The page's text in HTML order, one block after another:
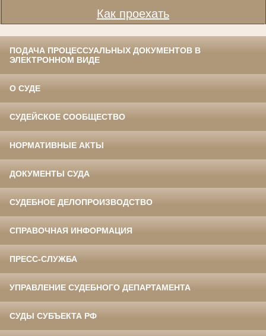
Как проехать
ПОДАЧА ПРОЦЕССУАЛЬНЫХ ДОКУМЕНТОВ В
ЭЛЕКТРОННОМ ВИДЕ
О СУДЕ
СУДЕЙСКОЕ СООБЩЕСТВО
НОРМАТИВНЫЕ АКТЫ
ДОКУМЕНТЫ СУДА
СУДЕБНОЕ ДЕЛОПРОИЗВОДСТВО
СПРАВОЧНАЯ ИНФОРМАЦИЯ
ПРЕСС-СЛУЖБА
УПРАВЛЕНИЕ СУДЕБНОГО ДЕПАРТАМЕНТА
СУДЫ СУБЪЕКТА РФ